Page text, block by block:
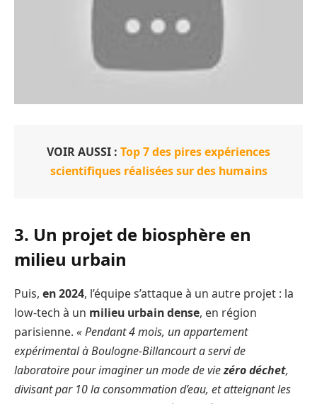
VOIR AUSSI : Top 7 des pires expériences
scientifiques réalisées sur des humains
3. Un projet de biosphère en
milieu urbain
Puis, en 2024, l’équipe s’attaque à un autre projet : la
low-tech à un milieu urbain dense, en région
parisienne. « Pendant 4 mois, un appartement
expérimental à Boulogne-Billancourt a servi de
laboratoire pour imaginer un mode de viezéro déchet,
divisant par 10 la consommation d’eau, et atteignant les